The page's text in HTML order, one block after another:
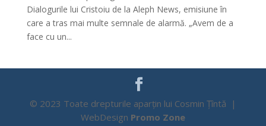
Dialogurile lui Cristoiu de la Aleph News, emisiune în
care a tras mai multe semnale de alarmă. „Avem de a
face cu un...
© 2023 Toate drepturile aparțin lui Cosmin Țîntă |
WebDesign Promo Zone